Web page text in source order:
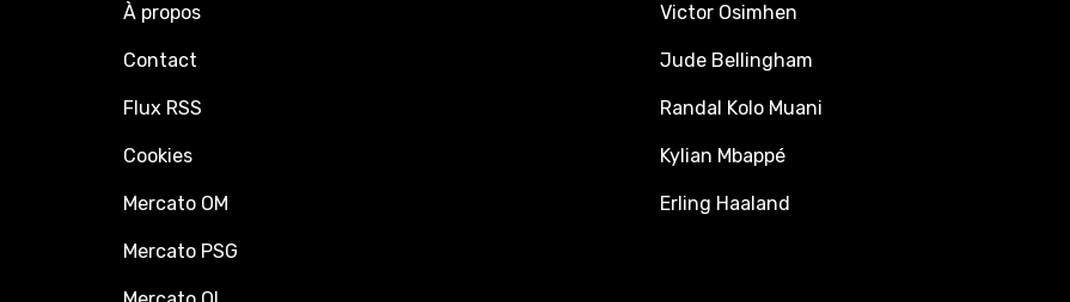
À propos
Contact
Flux RSS
Cookies
Mercato OM
Mercato PSG
Victor Osimhen
Jude Bellingham
Randal Kolo Muani
Kylian Mbappé
Erling Haaland